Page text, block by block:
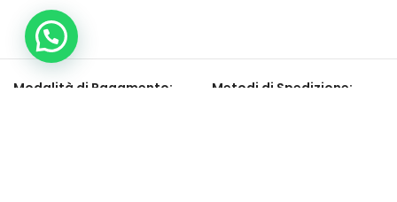
Modalità di Pagamento: Metodi di Spedizione: